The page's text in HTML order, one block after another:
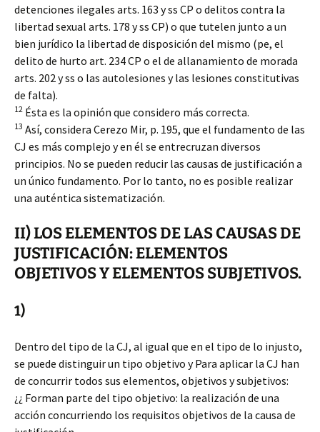
detenciones ilegales arts. 163 y ss CP o delitos contra la
libertad sexual arts. 178 y ss CP) o que tutelen junto a un
bien jurídico la libertad de disposición del mismo (pe, el
delito de hurto art. 234 CP o el de allanamiento de morada
arts. 202 y ss o las autolesiones y las lesiones constitutivas
de falta).
12 Ésta es la opinión que considero más correcta.
13 Así, considera Cerezo Mir, p. 195, que el fundamento de las
CJ es más complejo y en él se entrecruzan diversos
principios. No se pueden reducir las causas de justificación a
un único fundamento. Por lo tanto, no es posible realizar
una auténtica sistematización.
II) LOS ELEMENTOS DE LAS CAUSAS DE
JUSTIFICACIÓN: ELEMENTOS
OBJETIVOS Y ELEMENTOS SUBJETIVOS.
1)
Dentro del tipo de la CJ, al igual que en el tipo de lo injusto,
se puede distinguir un tipo objetivo y Para aplicar la CJ han
de concurrir todos sus elementos, objetivos y subjetivos:
¿¿ Forman parte del tipo objetivo: la realización de una
acción concurriendo los requisitos objetivos de la causa de